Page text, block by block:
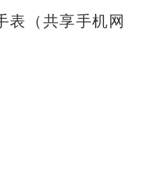
表（共享手机网